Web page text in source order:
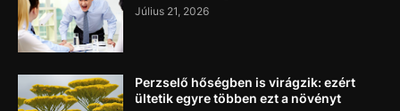
Július 21, 2026
Perzselő hőségben is virágzik: ezért
ültetik egyre többen ezt a növényt